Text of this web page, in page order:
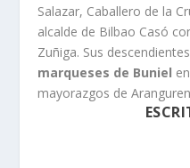
Salazar, Caballero de la
alcalde de Bilbao Casó
Zuñiga. Sus
marqueses de Buniel
mayorazgos de